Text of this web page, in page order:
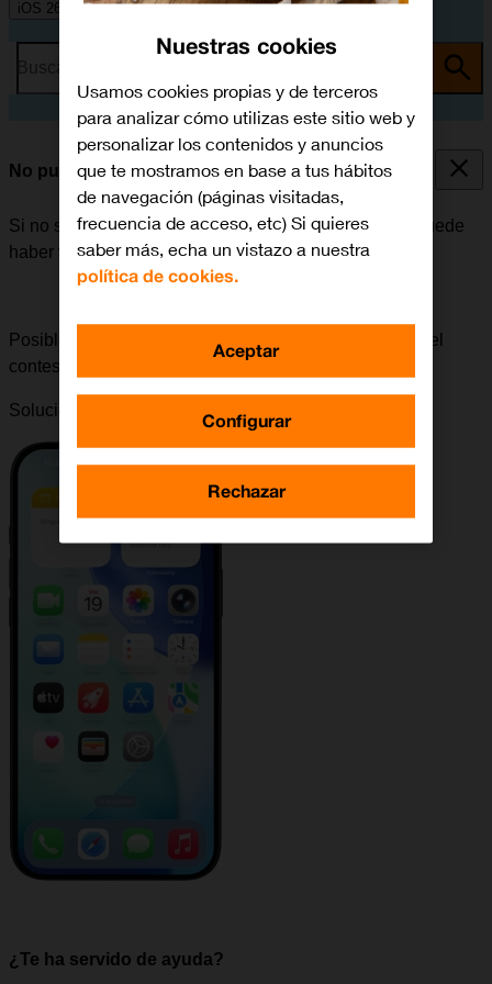
iOS 26
No puedo recibir mensajes en mi contestador
Si no se pueden recibir mensajes en el contestador, puede
haber varias causas posibles al problema.
Posible causa 1 de 3:
Para poder recibir mensajes en el
contestador, es necesario seleccionar sus ajustes.
Solución: Cómo configurar el contestador
¿Te ha servido de ayuda?
Nuestras cookies
Usamos cookies propias y de terceros
para analizar cómo utilizas este sitio web y
personalizar los contenidos y anuncios
que te mostramos en base a tus hábitos
de navegación (páginas visitadas,
frecuencia de acceso, etc) Si quieres
saber más, echa un vistazo a nuestra
política de cookies.
Configurar
Rechazar
Aceptar